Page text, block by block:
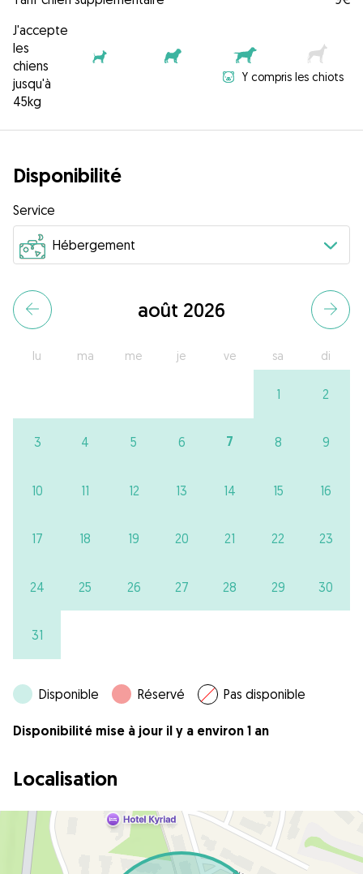
J'accepte
les
chiens
jusqu'à
45kg
Y compris les chiots
Disponibilité
Service
août 2026
lu ma me je ve sa di
1 2
3 4 5 6 7 8 9
10 11 12 13 14 15 16
17 18 19 20 21 22 23
24 25 26 27 28 29 30
31
Disponible Réservé Pas disponible
Disponibilité mise à jour il y a environ 1 an
Localisation